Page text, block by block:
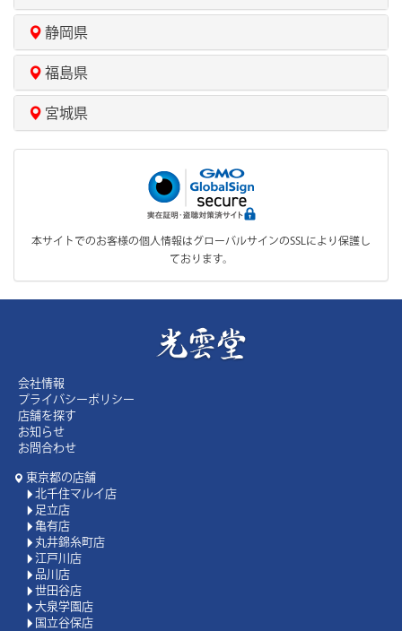
静岡県
福島県
宮城県
本サイトでのお客様の個人情報はグローバルサインのSSLにより保護し
ております。
会社情報
プライバシーポリシー
店舗を探す
お知らせ
お問合わせ
東京都の店舗
北千住マルイ店
足立店
亀有店
丸井錦糸町店
江戸川店
品川店
世田谷店
大泉学園店
国立谷保店